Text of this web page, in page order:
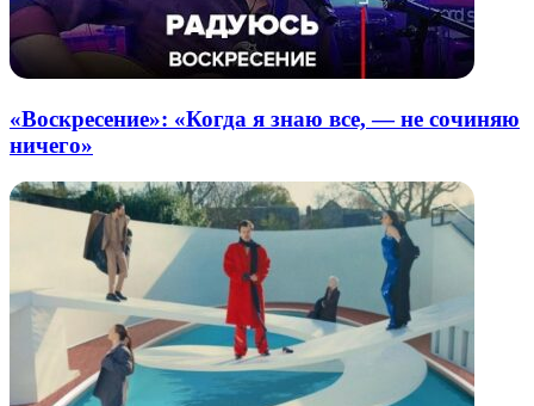
«Воскресение»: «Когда я знаю все, — не сочиняю
ничего»